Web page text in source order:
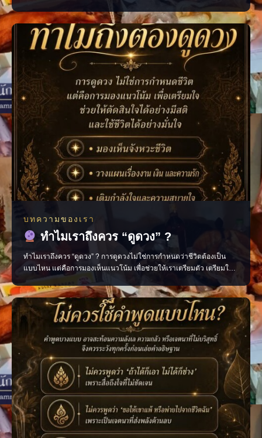
ตามความเชื่อถือว่าเป็นการเปิดทางรับพลังการเงินที่ดี • เก็บแบงก์ขวัญถุง
แยกไว้ ไม่ควรนำออกมาใช้ • เรียงธนบัตรไปในทิศทางเดียวกัน โดยหัน
หัวแบงก์เข้าด้านใน • นำใบเสร็จ บิลเ
บทความของเรา
ทำไมเราถึงควร “ดูดวง” ?
ทำไมเราถึงควร “ดูดวง” ? การดูดวงไม่ใช่การกำหนดว่าชีวิตต้องเป็น
แบบไหน แต่คือการมองเห็นแนวโน้ม เพื่อช่วยให้เราเตรียมตัว เตรียมใจ
และตัดสินใจได้อย่างมีสติมากขึ้น มองเห็นจังหวะสำคัญของชีวิต วางแผน
เรื่องงาน การเงิน และความรัก เติมกำลังใจในวันที่รู้สึกสับสน ช่วยให้เดิน
หน้าต่อได้อย่างมั่นใจ เพราะเมื่อเรารู